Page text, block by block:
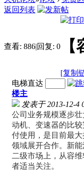
返回列表
查看: 886|回复: 0
[复制
电梯直达
楼主
发表于 2013-12-4
公司业务规模逐步
动机、变速器的比
付使用，是目前最
领域展开合作。新
二级市场上，从容
者适当关注。